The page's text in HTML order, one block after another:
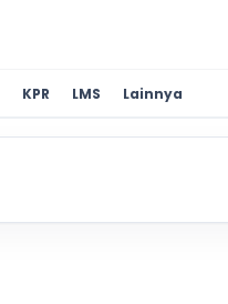
KPR LMS Lainnya